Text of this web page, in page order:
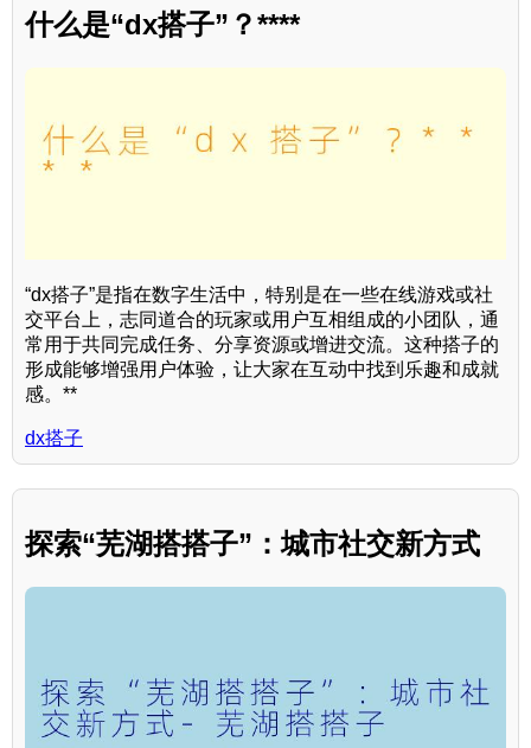
什么是“dx搭子”？****
“dx搭子”是指在数字生活中，特别是在一些在线游戏或社
交平台上，志同道合的玩家或用户互相组成的小团队，通
常用于共同完成任务、分享资源或增进交流。这种搭子的
形成能够增强用户体验，让大家在互动中找到乐趣和成就
感。**
dx搭子
探索“芜湖搭搭子”：城市社交新方式